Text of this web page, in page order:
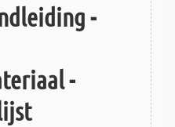
-
-